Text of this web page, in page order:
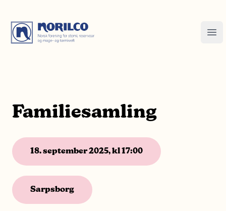
Familiesamling
18. september 2025, kl 17:00
Sarpsborg